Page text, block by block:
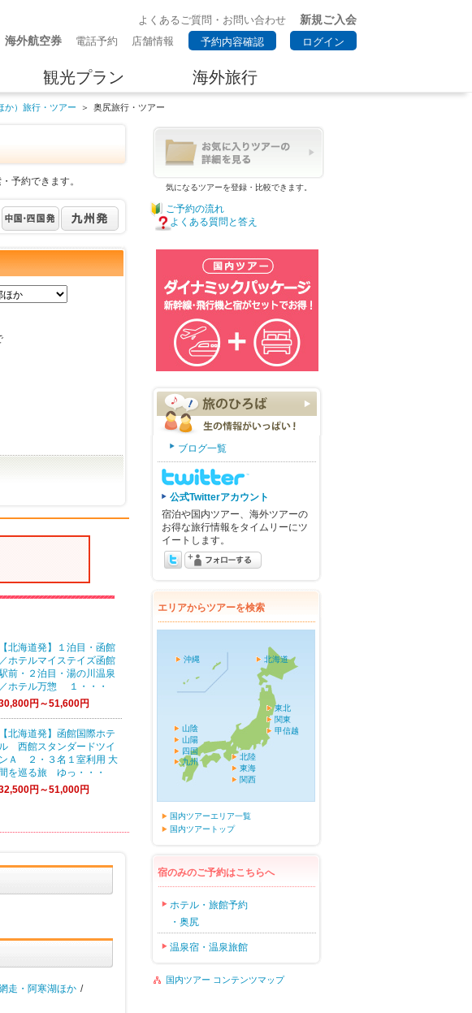
よくあるご質問・お問い合わせ
新規ご入会
海外航空券
電話予約 店舗情報 予約内容確認 ログイン
観光プラン 海外旅行
か）旅行・ツアー ＞ 奥尻旅行・ツアー
予約できます。
【北海道発】１泊目・函館
／ホテルマイステイズ函館
前・２泊目・湯の川温泉
／ホテル万惣 １・・・
円～51,600円
【北海道発】函館国際ホテ
ル 西館スタンダードツイ
ンＡ ２・３名１室利用 大
間を巡る旅 ゆっ・・・
円～51,000円
走・阿寒湖ほか /
気になるツアーを登録・比較できます。
ご予約の流れ
よくある質問と答え
ブログ一覧
公式Twitterアカウント
宿泊や国内ツアー、海外ツアーの
お得な旅行情報をタイムリーにツ
イートします。
エリアからツアーを検索
北海道
東北
関東
甲信越
北陸
東海
関西
山陰
山陽
四国
九州
沖縄
国内ツアーエリア一覧
国内ツアートップ
宿のみのご予約はこちらへ
ホテル・旅館予約
・奥尻
温泉宿・温泉旅館
国内ツアー コンテンツマップ